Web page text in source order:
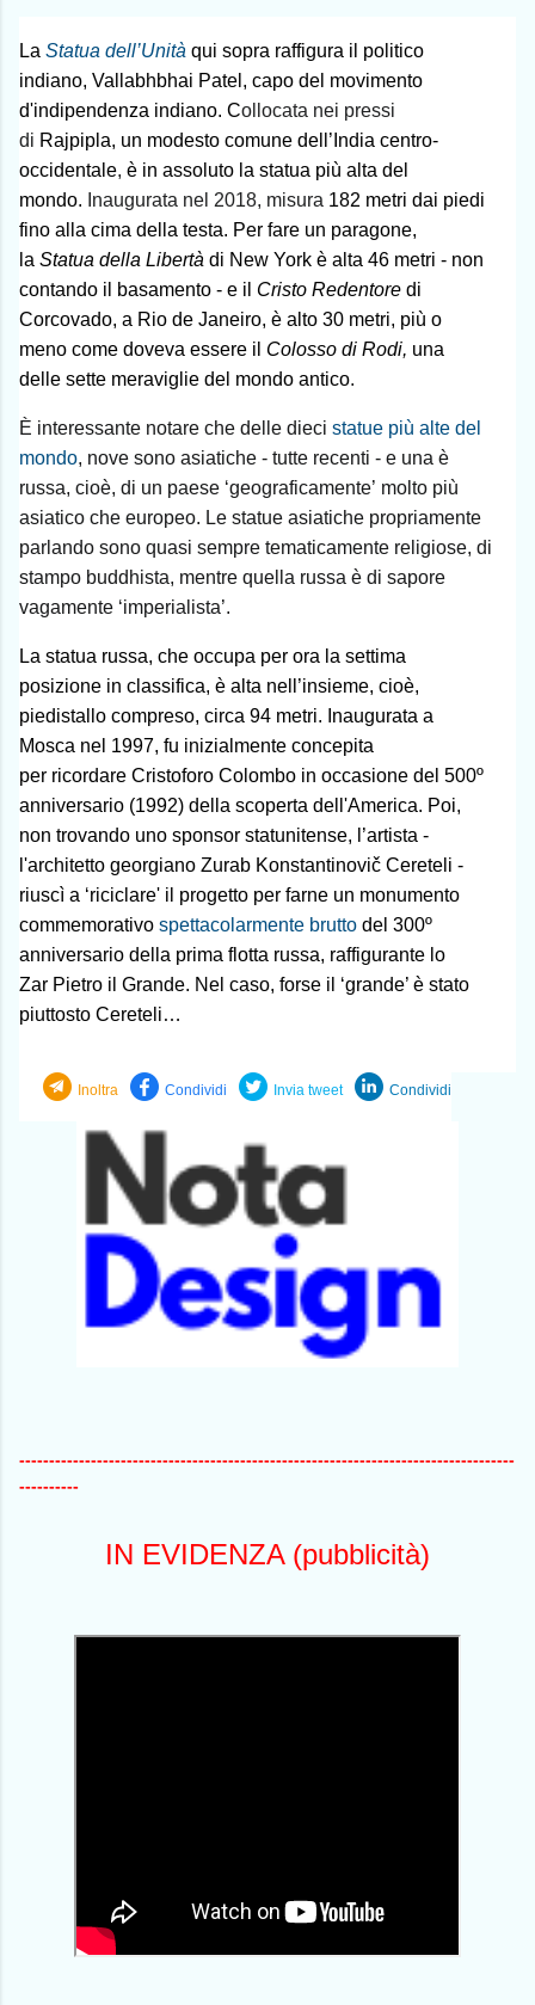
La Statua dell’Unità qui sopra raffigura il politico
indiano, Vallabhbhai Patel, capo del movimento
d'indipendenza indiano. Collocata nei pressi
di Rajpipla, un modesto comune dell’India centro-
occidentale, è in assoluto la statua più alta del
mondo. Inaugurata nel 2018, misura 182 metri dai piedi
fino alla cima della testa. Per fare un paragone,
la Statua della Libertà di New York è alta 46 metri - non
contando il basamento - e il Cristo Redentore di
Corcovado, a Rio de Janeiro, è alto 30 metri, più o
meno come doveva essere il Colosso di Rodi, una
delle sette meraviglie del mondo antico.
È interessante notare che delle dieci statue più alte del
mondo, nove sono asiatiche - tutte recenti - e una è
russa, cioè, di un paese ‘geograficamente’ molto più
asiatico che europeo. Le statue asiatiche propriamente
parlando sono quasi sempre tematicamente religiose, di
stampo buddhista, mentre quella russa è di sapore
vagamente ‘imperialista’.
La statua russa, che occupa per ora la settima
posizione in classifica, è alta nell’insieme, cioè,
piedistallo compreso, circa 94 metri. Inaugurata a
Mosca nel 1997, fu inizialmente concepita
per ricordare Cristoforo Colombo in occasione del 500º
anniversario (1992) della scoperta dell'America. Poi,
non trovando uno sponsor statunitense, l’artista -
l'architetto georgiano Zurab Konstantinovič Cereteli -
riuscì a ‘riciclare' il progetto per farne un monumento
commemorativo spettacolarmente brutto del 300º
anniversario della prima flotta russa, raffigurante lo
Zar Pietro il Grande. Nel caso, forse il ‘grande’ è stato
piuttosto Cereteli…
Inoltra Condividi Invia tweet Condividi
-----------------------------------------------------------------------------------
----------
IN EVIDENZA (pubblicità)